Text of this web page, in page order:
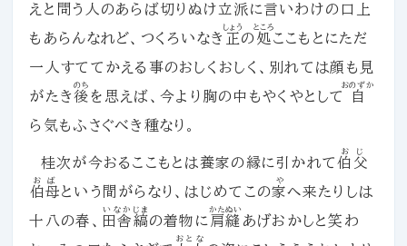
えと問う人のあらば切りぬけ立派に言いわけの口上
もあらんなれど、つくろいなき 正
しょう
の 処
ところ
ここもとにただ
一人すててかえる事のおしくおしく、別れては顔も見
がたき後
のち
を思えば、今より胸の中もやくやとして 自
おのずか
ら気もふさぐべき種なり。
桂次が今おるここもとは養家の縁に引かれて伯父
おじ
伯母
おば
という間がらなり、はじめてこの家
や
へ来たりしは
十八の春、
田舎
いなか
縞
じま
の着物に 肩縫
かたぬい
あげおかしと笑わ
おとな